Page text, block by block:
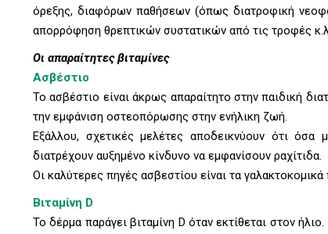
όρεξης, διαφόρων παθήσεων (όπως διατροφική
απορρόφηση θρεπτικών συστατικών από τις τροφές
Οι απαραίτητες βιταμίνες
Ασβέστιο
Το ασβέστιο είναι άκρως απαραίτητο στην παιδική
την εμφάνιση οστεοπόρωσης στην ενήλικη ζωή.
Εξάλλου, σχετικές μελέτες αποδεικνύουν ότι όσα
διατρέχουν αυξημένο κίνδυνο να εμφανίσουν ραχίτιδα.
Οι καλύτερες πηγές ασβεστίου είναι τα γαλακτοκομικά
Βιταμίνη D
Το δέρμα παράγει βιταμίνη D όταν εκτίθεται στον